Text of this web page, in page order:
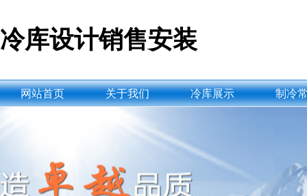
冷库设计销售安装
网站首页 关于我们 冷库展示 制冷